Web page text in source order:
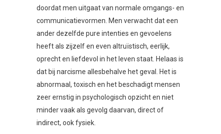
doordat men uitgaat van normale omgangs- en
communicatievormen. Men verwacht dat een
ander dezelfde pure intenties en gevoelens
heeft als zijzelf en even altruïstisch, eerlijk,
oprecht en liefdevol in het leven staat. Helaas is
dat bij narcisme allesbehalve het geval. Het is
abnormaal, toxisch en het beschadigt mensen
zeer ernstig in psychologisch opzicht en niet
minder vaak als gevolg daarvan, direct of
indirect, ook fysiek.